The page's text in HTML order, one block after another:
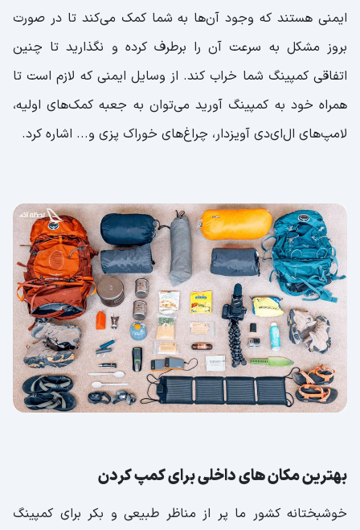
ایمنی هستند که وجود آن‌ها به شما کمک می‌کند تا در صورت
بروز مشکل به سرعت آن را برطرف کرده و نگذارید تا چنین
اتفاقی کمپینگ شما خراب کند. از وسایل ایمنی که لازم است تا
همراه خود به کمپینگ آورید می‌توان به جعبه کمک‌های اولیه،
لامپ‌های ال‌ای‌دی آویزدار، چراغ‌های خوراک پزی و... اشاره کرد.
بهترین مکان های داخلی برای کمپ کردن
خوشبختانه کشور ما پر از مناظر طبیعی و بکر برای کمپینگ